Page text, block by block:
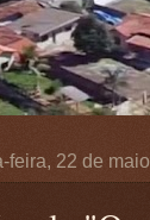
feira, 22 de